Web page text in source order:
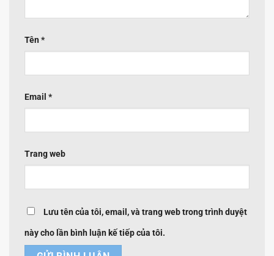
Tên *
Email *
Trang web
Lưu tên của tôi, email, và trang web trong trình duyệt
này cho lần bình luận kế tiếp của tôi.